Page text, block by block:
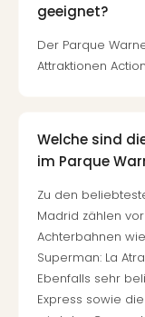
geeignet?
Der Parque
Attraktionen
Welche sind
im Parque
Zu den
Madrid zählen
Achterbahnen
Superman: La
Ebenfalls sehr
Express sowie